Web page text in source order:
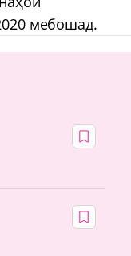
мебошад.